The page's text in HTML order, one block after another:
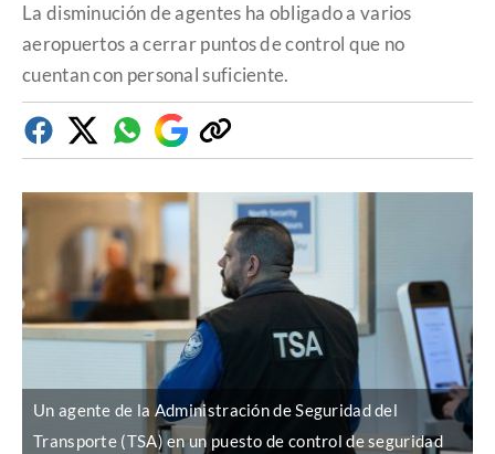
La disminución de agentes ha obligado a varios
aeropuertos a cerrar puntos de control que no
cuentan con personal suficiente.
FacebookTwitterWhatsapp
Google
Discover
Copiar
enlace
Un agente de la Administración de Seguridad del
Transporte (TSA) en un puesto de control de seguridad